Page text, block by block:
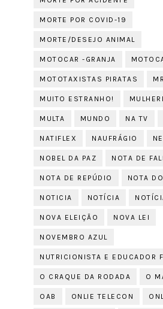
MORTE POR COVID-19
MORTE/DESEJO ANIMAL
MOTOCAR -GRANJA
MOTOTAXISTAS PIRATAS
MUITO ESTRANHO!
MULTA MUNDO NA TV
NATIFLEX NAUFRÁGIO
NOBEL DA PAZ NOTA DE
NOTA DE REPÚDIO NOTA
NOTICIA NOTÍCIA
NOVA ELEIÇÃO NOVA LEI
NOVEMBRO AZUL
NUTRICIONISTA E EDUCADOR
O CRAQUE DA RODADA O
OAB ONLIE TELECON